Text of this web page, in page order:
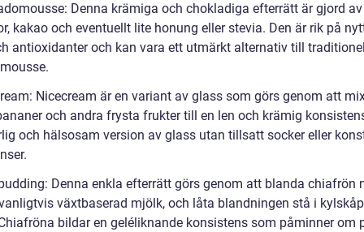
Denna krämiga och chokladiga efterrätt är gjord
kakao och eventuellt lite honung eller stevia. Den är rik på
antioxidanter och kan vara ett utmärkt alternativ till
Nicecream är en variant av glass som görs genom att
och andra frysta frukter till en len och krämig
och hälsosam version av glass utan tillsatt socker eller
Denna enkla efterrätt görs genom att blanda chiafrön
växtbaserad mjölk, och låta blandningen stå i
bildar en geléliknande konsistens som påminner om